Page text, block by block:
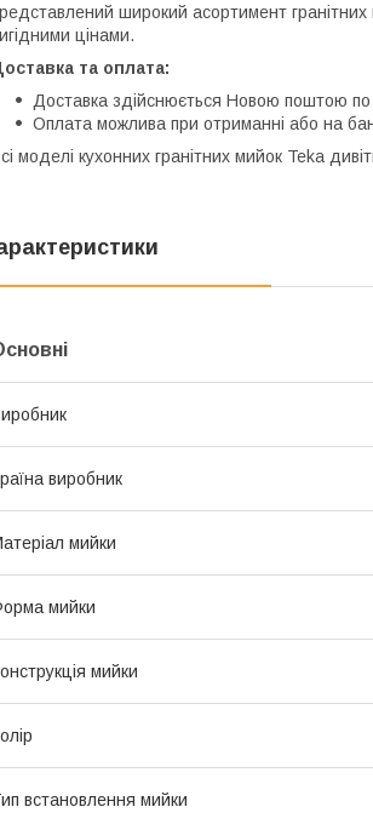
широкий асортимент
цінами.
та оплата:
Доставка здійснюється Новою поштою по
Оплата можлива при отриманні або на
моделі кухонних гранітних мийок Teka
виробник
мийки
мийки
мийки
встановлення мийки